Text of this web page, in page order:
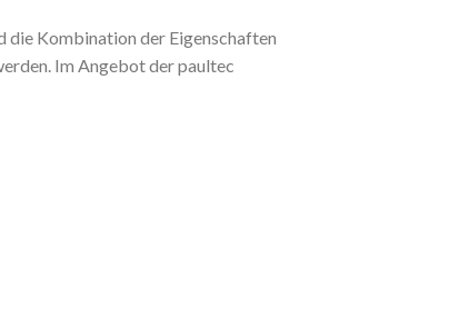
die Kombination der Eigenschaften
Im Angebot der paultec